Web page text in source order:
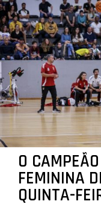
O
FEMININA
QUINTA-